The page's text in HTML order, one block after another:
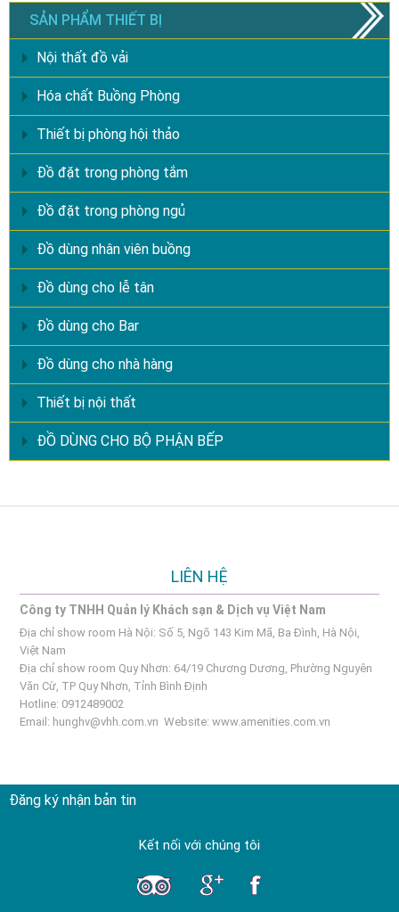
SẢN PHẨM THIẾT BỊ
Nội thất đồ vải
Hóa chất Buồng Phòng
Thiết bị phòng hội thảo
Đồ đặt trong phòng tắm
Đồ đặt trong phòng ngủ
Đồ dùng nhân viên buồng
Đồ dùng cho lễ tân
Đồ dùng cho Bar
Đồ dùng cho nhà hàng
Thiết bị nội thất
ĐỒ DÙNG CHO BỘ PHẬN BẾP
LIÊN HỆ
Công ty TNHH Quản lý Khách sạn & Dịch vụ Việt Nam
Địa chỉ show room Hà Nội: Số 5, Ngõ 143 Kim Mã, Ba Đình, Hà Nội,
Việt Nam
Địa chỉ show room Quy Nhơn: 64/19 Chương Dương, Phường Nguyên
Văn Cừ, TP Quy Nhơn, Tỉnh Bình Định
Hotline: 0912489002
Email: hunghv@vhh.com.vn Website:www.amenities.com.vn
Đăng ký nhận bản tin
Kết nối với chúng tôi